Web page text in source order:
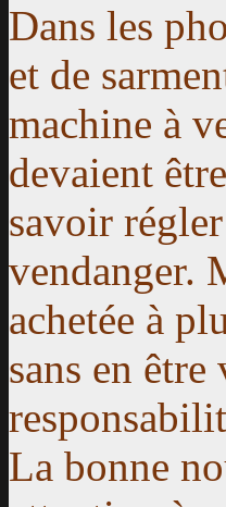
Dans les
et de
machine à
devaient
savoir
vendanger.
achetée à
sans en
La bonne